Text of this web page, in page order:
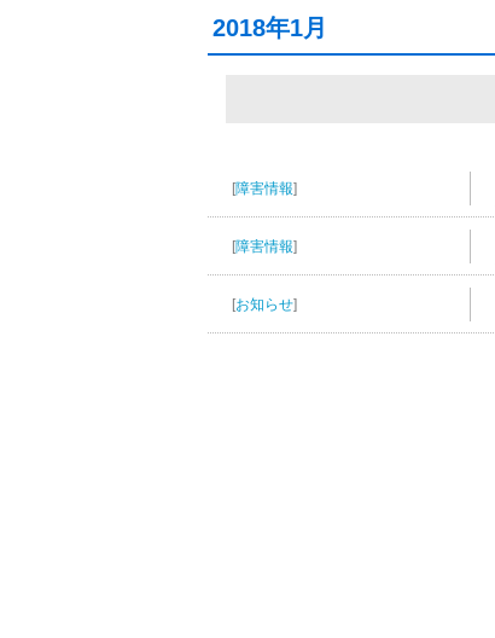
2018年1月
[障害情報]
[障害情報]
[お知らせ]